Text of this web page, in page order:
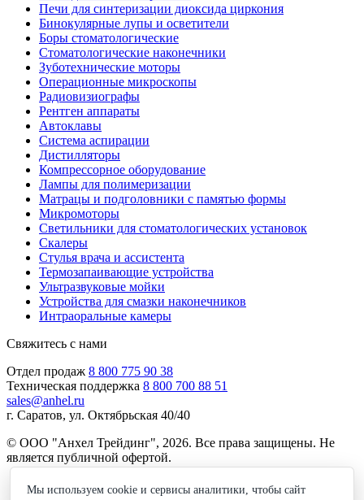
Печи для синтеризации диоксида циркония
Бинокулярные лупы и осветители
Боры стоматологические
Стоматологические наконечники
Зуботехнические моторы
Операционные микроскопы
Радиовизиографы
Рентген аппараты
Автоклавы
Система аспирации
Дистилляторы
Компрессорное оборудование
Лампы для полимеризации
Матрацы и подголовники с памятью формы
Микромоторы
Светильники для стоматологических установок
Скалеры
Стулья врача и ассистента
Термозапаивающие устройства
Ультразвуковые мойки
Устройства для смазки наконечников
Интраоральные камеры
Свяжитесь с нами
Отдел продаж 8 800 775 90 38
Техническая поддержка 8 800 700 88 51
sales@anhel.ru
г. Саратов, ул. Октябрьская 40/40
© ООО "Анхел Трейдинг", 2026. Все права защищены. Не
является публичной офертой.
Политика обработки персональных данных
Мы используем cookie и сервисы аналитики, чтобы сайт